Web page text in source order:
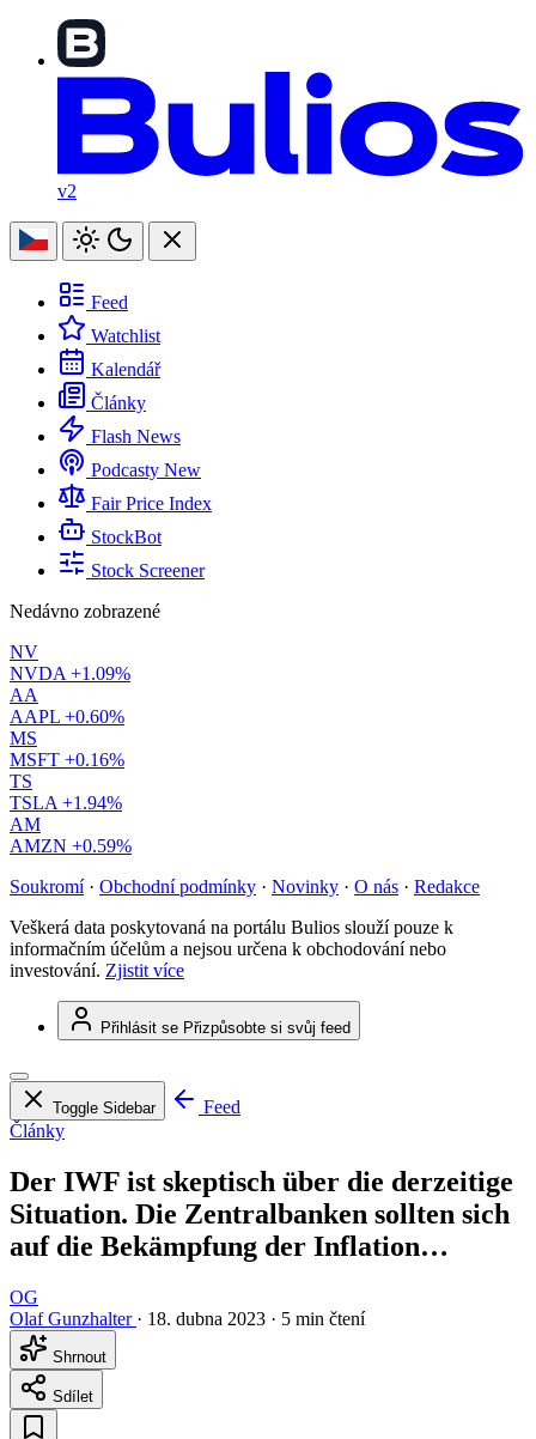
v2
Feed
Watchlist
Kalendář
Články
Flash News
Podcasty New
Fair Price Index
StockBot
Stock Screener
Nedávno zobrazené
NV
NVDA +1.09%
AA
AAPL +0.60%
MS
MSFT +0.16%
TS
TSLA +1.94%
AM
AMZN +0.59%
Soukromí · Obchodní podmínky · Novinky · O nás · Redakce
Veškerá data poskytovaná na portálu Bulios slouží pouze k
informačním účelům a nejsou určena k obchodování nebo
investování. Zjistit více
Přihlásit se Přizpůsobte si svůj feed
Toggle Sidebar
Feed
Články
Der IWF ist skeptisch über die derzeitige
Situation. Die Zentralbanken sollten sich
auf die Bekämpfung der Inflation…
OG
Olaf Gunzhalter · 18. dubna 2023 · 5 min čtení
Shrnout
Sdílet